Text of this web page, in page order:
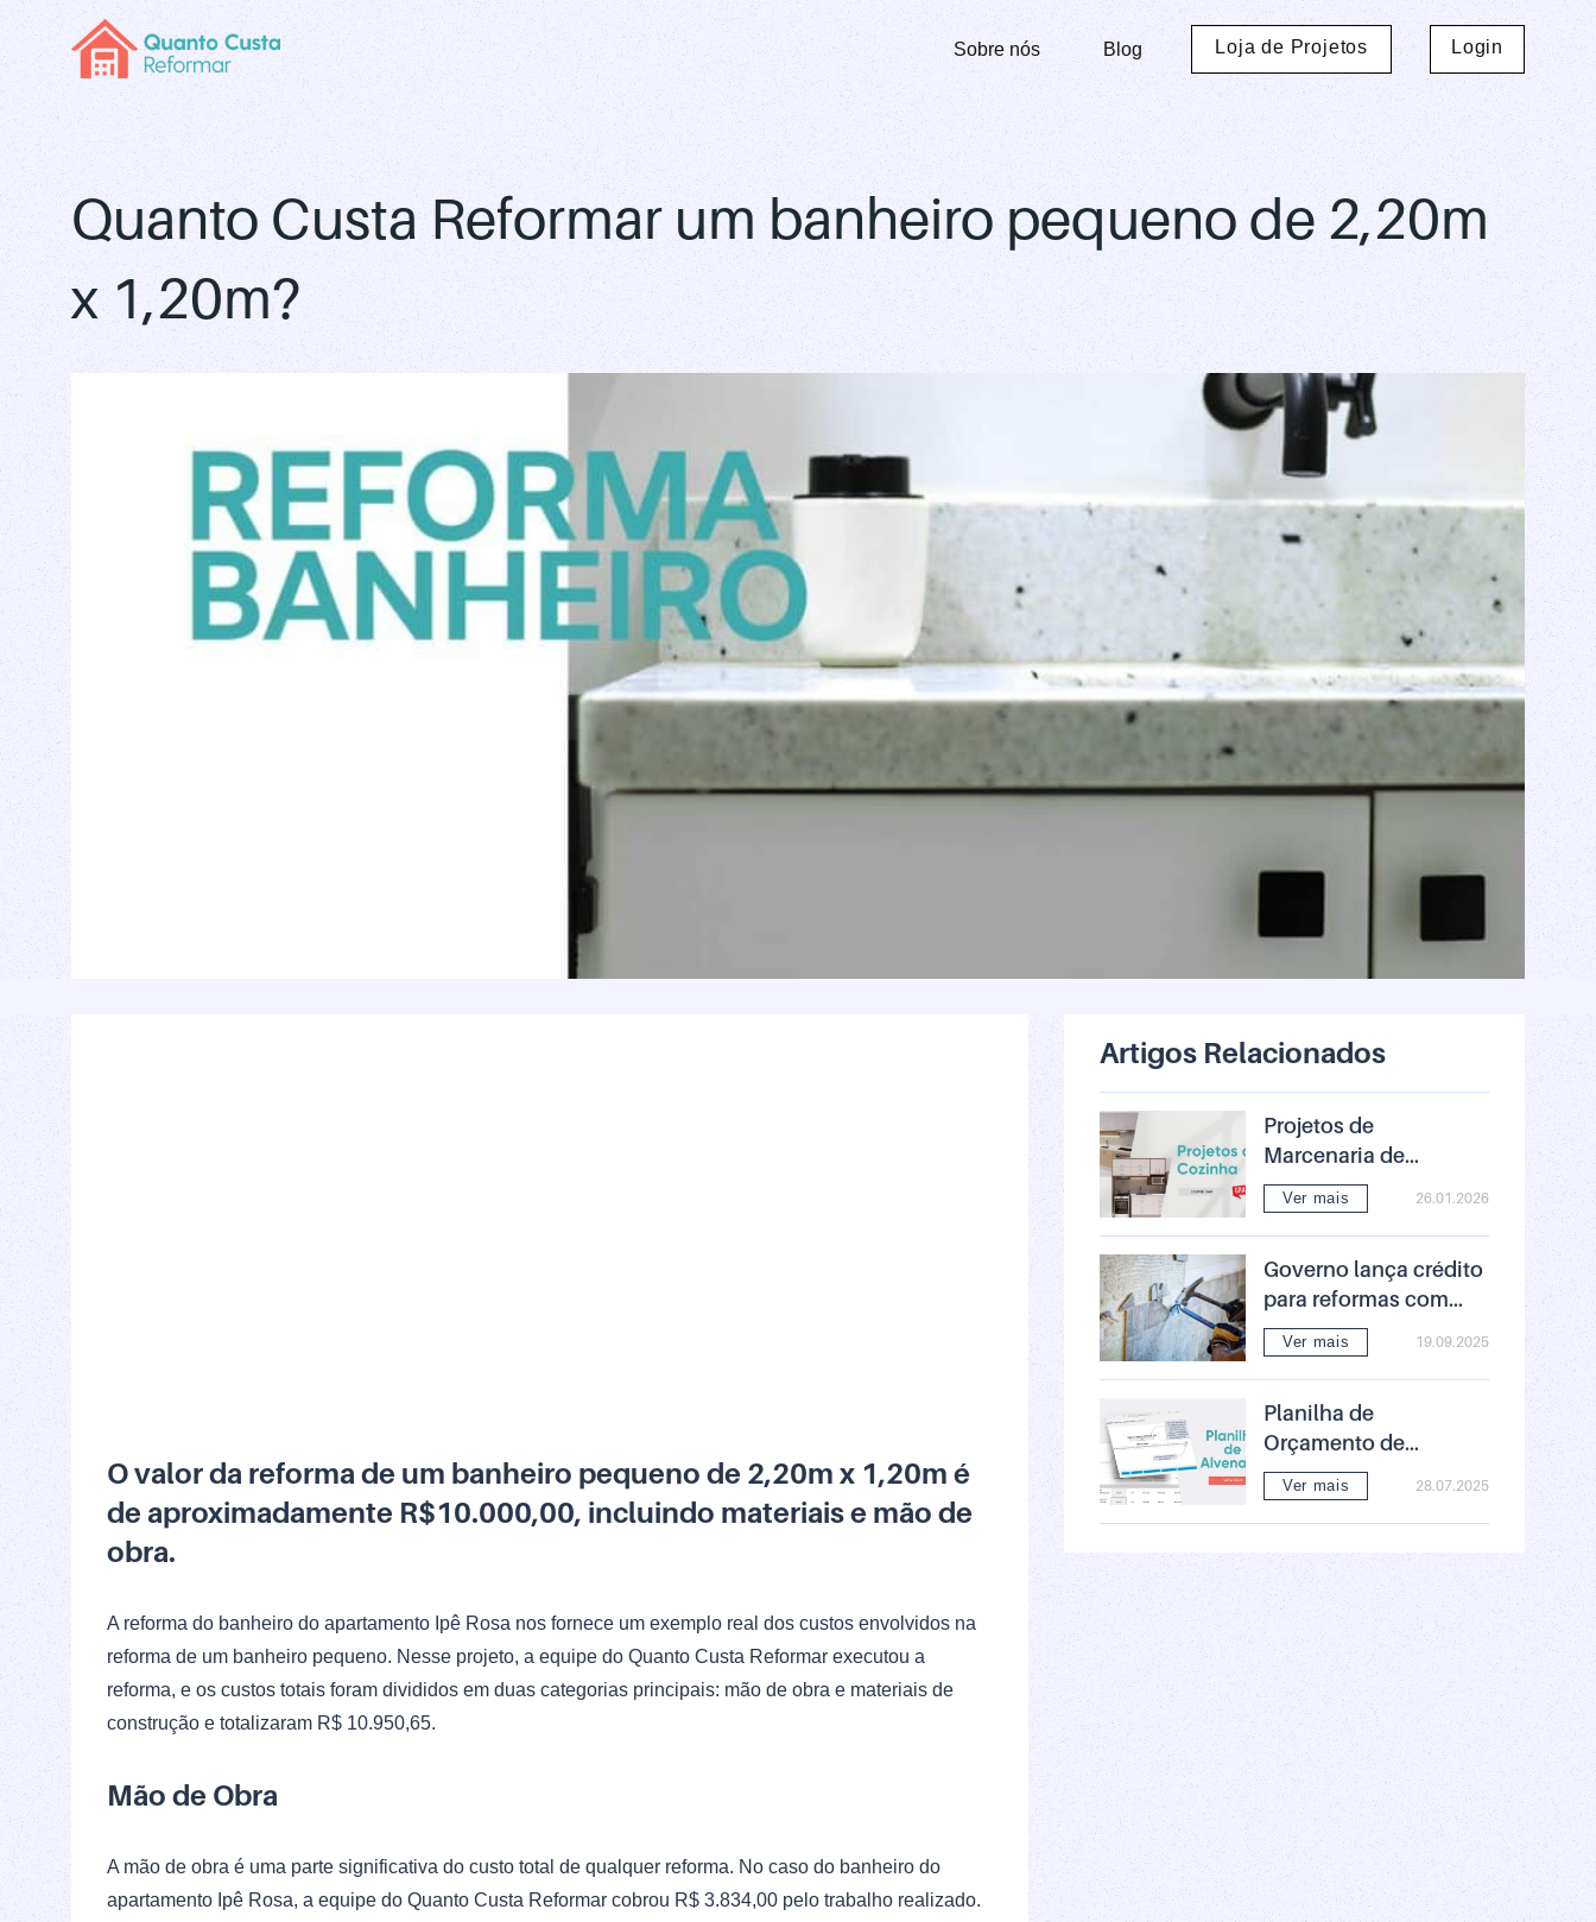
Sobre nós Blog Loja de Projetos Login
Quanto Custa Reformar um banheiro pequeno de 2,20m
x 1,20m?
O valor da reforma de um banheiro pequeno de 2,20m x 1,20m é
de aproximadamente R$10.000,00, incluindo materiais e mão de
obra.
A reforma do banheiro do apartamento Ipê Rosa nos fornece um exemplo real dos custos envolvidos na
reforma de um banheiro pequeno. Nesse projeto, a equipe do Quanto Custa Reformar executou a
reforma, e os custos totais foram divididos em duas categorias principais: mão de obra e materiais de
construção e totalizaram R$ 10.950,65.
Mão de Obra
A mão de obra é uma parte significativa do custo total de qualquer reforma. No caso do banheiro do
apartamento Ipê Rosa, a equipe do Quanto Custa Reformar cobrou R$ 3.834,00 pelo trabalho realizado.
Artigos Relacionados
Projetos de
Marcenaria de
Cozinha Grátis –
Download
Ver mais 26.01.2026
Governo lança crédito
para reformas com
juros baixos: entenda
as regras
Ver mais 19.09.2025
Planilha de
Orçamento de
Alvenaria Download
Ver mais 28.07.2025